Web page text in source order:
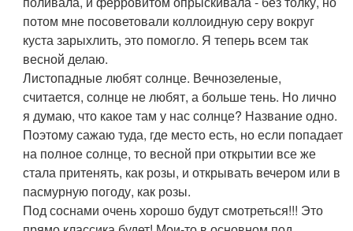
потом мне посоветовали коллоидную серу вокруг
куста зарыхлить, это помогло. Я теперь всем так
весной делаю.
Листопадные любят солнце. Вечнозеленые,
считается, солнце не любят, а больше тень. Но лично
я думаю, что какое там у нас солнце? Название одно.
Поэтому сажаю туда, где место есть, но если попадает
на полное солнце, то весной при открытии все же
стала притенять, как розы, и открывать вечером или в
пасмурную погоду, как розы.
Под соснами очень хорошо будут смотреться!!! Это